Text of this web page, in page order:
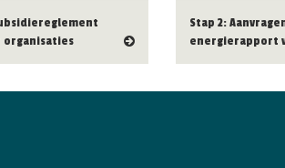
Stap 2:
energierapport